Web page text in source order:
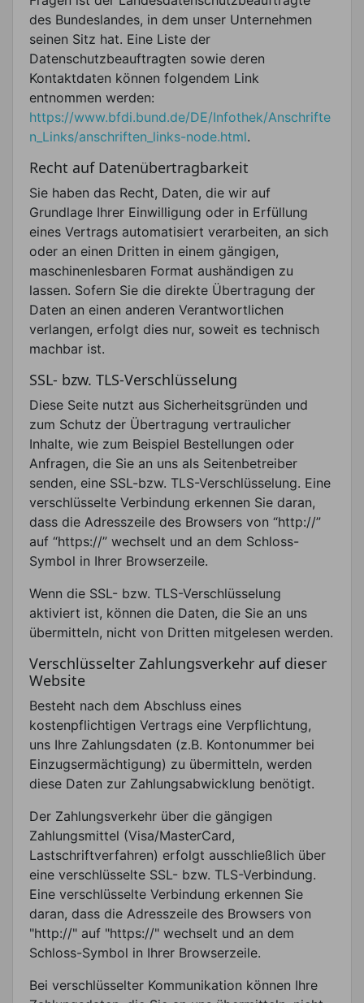
des Bundeslandes, in dem unser Unternehmen
seinen Sitz hat. Eine Liste der
Datenschutzbeauftragten sowie deren
Kontaktdaten können folgendem Link
entnommen werden:
https://www.bfdi.bund.de/DE/Infothek/Anschrifte
n_Links/anschriften_links-node.html.
Recht auf Datenübertragbarkeit
Sie haben das Recht, Daten, die wir auf
Grundlage Ihrer Einwilligung oder in Erfüllung
eines Vertrags automatisiert verarbeiten, an sich
oder an einen Dritten in einem gängigen,
maschinenlesbaren Format aushändigen zu
lassen. Sofern Sie die direkte Übertragung der
Daten an einen anderen Verantwortlichen
verlangen, erfolgt dies nur, soweit es technisch
machbar ist.
SSL- bzw. TLS-Verschlüsselung
Diese Seite nutzt aus Sicherheitsgründen und
zum Schutz der Übertragung vertraulicher
Inhalte, wie zum Beispiel Bestellungen oder
Anfragen, die Sie an uns als Seitenbetreiber
senden, eine SSL-bzw. TLS-Verschlüsselung. Eine
verschlüsselte Verbindung erkennen Sie daran,
dass die Adresszeile des Browsers von “http://”
auf “https://” wechselt und an dem Schloss-
Symbol in Ihrer Browserzeile.
Wenn die SSL- bzw. TLS-Verschlüsselung
aktiviert ist, können die Daten, die Sie an uns
übermitteln, nicht von Dritten mitgelesen werden.
Verschlüsselter Zahlungsverkehr auf dieser
Website
Besteht nach dem Abschluss eines
kostenpflichtigen Vertrags eine Verpflichtung,
uns Ihre Zahlungsdaten (z.B. Kontonummer bei
Einzugsermächtigung) zu übermitteln, werden
diese Daten zur Zahlungsabwicklung benötigt.
Der Zahlungsverkehr über die gängigen
Zahlungsmittel (Visa/MasterCard,
Lastschriftverfahren) erfolgt ausschließlich über
eine verschlüsselte SSL- bzw. TLS-Verbindung.
Eine verschlüsselte Verbindung erkennen Sie
daran, dass die Adresszeile des Browsers von
"http://" auf "https://" wechselt und an dem
Schloss-Symbol in Ihrer Browserzeile.
Bei verschlüsselter Kommunikation können Ihre